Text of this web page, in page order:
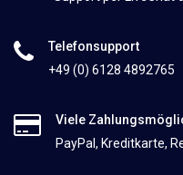
Telefonsupport
+49 (0) 6128 4892765
Viele
PayPal, Kreditkarte,